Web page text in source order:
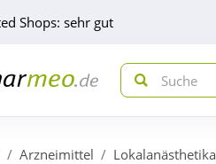
Shops: sehr gut
Arzneimittel Lokalanästhetika